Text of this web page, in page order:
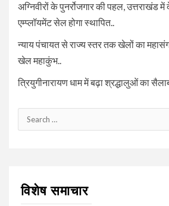
अग्निवीरों के पुनर्रोजगार की पहल, उत्तराखंड
एम्प्लॉयमेंट सेल होगा स्थापित..
न्याय पंचायत से राज्य स्तर तक खेलों का
खेल महाकुंभ..
त्रियुगीनारायण धाम में बढ़ा श्रद्धालुओं का
Search
for:
विशेष समाचार